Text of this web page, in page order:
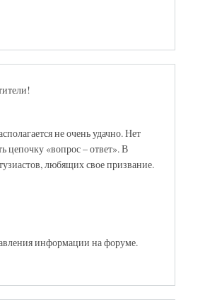
не очень удачно. Нет
цепочку «вопрос – ответ». В
любящих свое призвание.
информации на форуме.